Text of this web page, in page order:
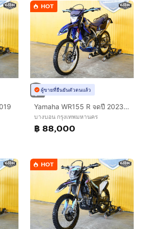
HOT
ผู้ขายที่ยืนยันตัวตนแล้ว
Yamaha WR155 R จดปี 2023 เเต่งพร้อมซิ่ง
บางบอน กรุงเทพมหานคร
฿ 88,000
HOT